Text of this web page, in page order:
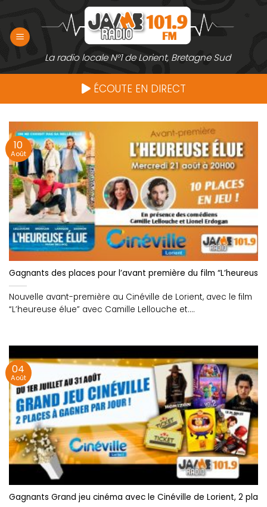
contenu
La radio locale N°1 de Lorient, Bretagne Sud
ÉCOUTE EN DIRECT
Gagnants des places pour l’avant première du film
Nouvelle avant-première au Cinéville de Lorient, avec le film
“L’heureuse élue” avec Camille Lellouche et....
10
Août
Gagnants Grand jeu cinéma avec le Cinéville de Lorient, 2
04
Août